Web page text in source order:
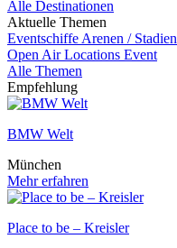
Alle Destinationen
Aktuelle Themen
Eventschiffe Arenen / Stadien
Open Air Locations Event
Alle Themen
Empfehlung
BMW Welt
München
Mehr erfahren
Place to be – Kreisler